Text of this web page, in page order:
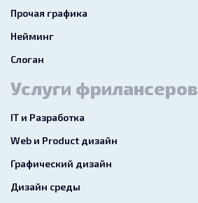
Прочая графика
Нейминг
Слоган
Услуги фрилансеров
IT и Разработка
Web и Product дизайн
Графический дизайн
Дизайн среды